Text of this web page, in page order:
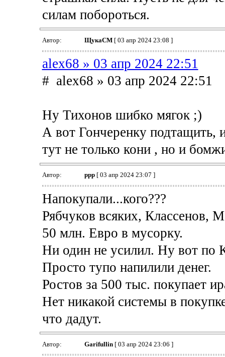
силам побороться.
Автор: ЩукаСМ[ 03 апр 2024 23:08 ]
alex68 » 03 апр 2024 22:51
# alex68 » 03 апр 2024 22:51
Ну Тихонов шибко мягок ;)
А вот Гончеренку подтащить,
тут не только кони , но и
Автор: ppp[ 03 апр 2024 23:07 ]
Напокупали...кого???
Рябчуков всяких, Классенов,
50 млн. Евро в мусорку.
Ни один не усилил. Ну вот по
Просто тупо напилили денег.
Ростов за 500 тыс. покупает
Нет никакой системы в
что дадут.
Автор: Garifullin[ 03 апр 2024 23:06 ]